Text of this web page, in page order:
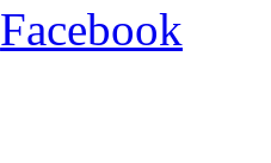
Facebook